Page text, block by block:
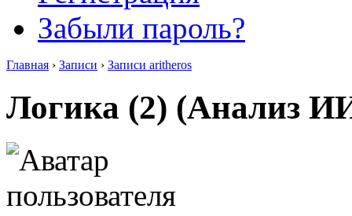
Забыли пароль?
Главная › Записи › Записи aritheros
Логика (2) (Анализ